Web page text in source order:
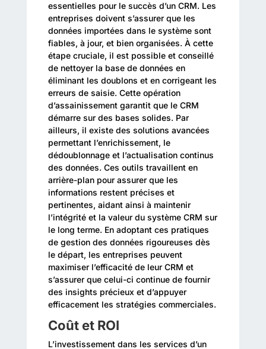
essentielles pour le succès d’un CRM. Les
entreprises doivent s’assurer que les
données importées dans le système sont
fiables, à jour, et bien organisées. À cette
étape cruciale, il est possible et conseillé
de nettoyer la base de données en
éliminant les doublons et en corrigeant les
erreurs de saisie. Cette opération
d’assainissement garantit que le CRM
démarre sur des bases solides. Par
ailleurs, il existe des solutions avancées
permettant l’enrichissement, le
dédoublonnage et l’actualisation continus
des données. Ces outils travaillent en
arrière-plan pour assurer que les
informations restent précises et
pertinentes, aidant ainsi à maintenir
l’intégrité et la valeur du système CRM sur
le long terme. En adoptant ces pratiques
de gestion des données rigoureuses dès
le départ, les entreprises peuvent
maximiser l’efficacité de leur CRM et
s’assurer que celui-ci continue de fournir
des insights précieux et d’appuyer
efficacement les stratégies commerciales.
Coût et ROI
L’investissement dans les services d’un